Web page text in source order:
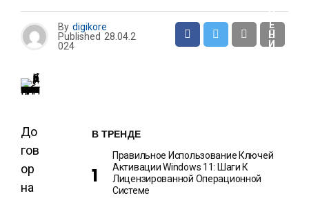
Ч
Е
Н
И
By digikore
Published 28.04.2
024
До
гов
ор
на
В ТРЕНДЕ
Правильное Использование Ключей
Активации Windows 11: Шаги К
Лицензированной Операционной
Системе